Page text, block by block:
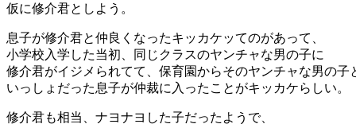
仮に修介君としよう。
息子が修介君と仲良くなったキッカケッてのがあって、
小学校入学した当初、同じクラスのヤンチャな男の子に
修介君がイジメられてて、保育園からそのヤンチャな男の子
いっしょだった息子が仲裁に入ったことがキッカケらしい。
修介君も相当、ナヨナヨした子だったようで、